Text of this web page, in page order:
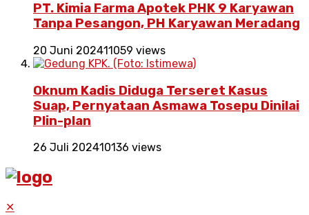
PT. Kimia Farma Apotek PHK 9 Karyawan
Tanpa Pesangon, PH Karyawan Meradang
20 Juni 202411059 views
Oknum Kadis Diduga Terseret Kasus
Suap, Pernyataan Asmawa Tosepu Dinilai
Plin-plan
26 Juli 202410136 views
✕